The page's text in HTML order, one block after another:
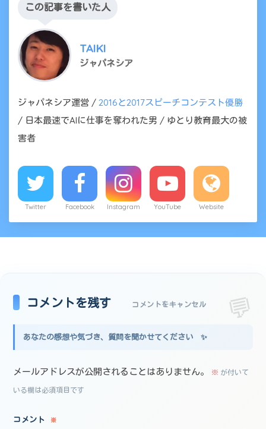
この記事を書いた人
TAIKI
ジャパネシア
ジャパネシア運営 / 2016と2017スピーチコンテスト優勝
/ 日本最速でAIに仕事を奪われた男 / ゆとり教育最大の被
害者
Twitter Facebook Instagram YouTube Website
コメントを残す コメントをキャンセル
メールアドレスが公開されることはありません。 ※ が付いて
いる欄は必須項目です
コメント ※